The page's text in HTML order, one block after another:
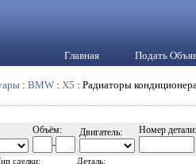
Главная Подать
: BMW : X5 : Радиаторы
Объём:
-
Двигатель: Номер детали:
сделки: Деталь: